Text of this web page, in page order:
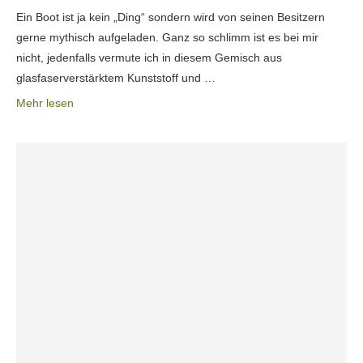
Ein Boot ist ja kein „Ding“ sondern wird von seinen Besitzern
gerne mythisch aufgeladen. Ganz so schlimm ist es bei mir
nicht, jedenfalls vermute ich in diesem Gemisch aus
glasfaserverstärktem Kunststoff und …
Mehr lesen